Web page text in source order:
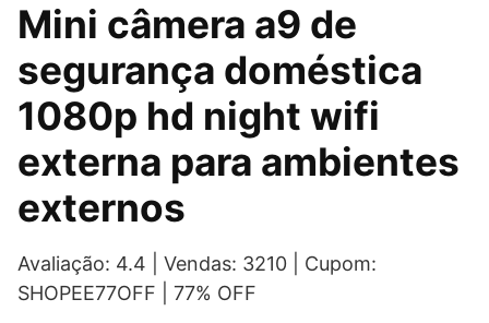
Mini câmera a9 de
segurança doméstica
1080p hd night wifi
externa para ambientes
externos
Avaliação: 4.4 | Vendas: 3210 | Cupom:
SHOPEE77OFF | 77% OFF